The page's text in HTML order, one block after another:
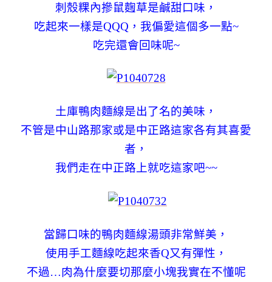
刺殼粿內摻鼠麴草是鹹甜口味，
吃起來一樣是QQQ，我偏愛這個多一點~
吃完還會回味呢~
土庫鴨肉麵線是出了名的美味，
不管是中山路那家或是中正路這家各有其喜愛
者，
我們走在中正路上就吃這家吧~~
當歸口味的鴨肉麵線湯頭非常鮮美，
使用手工麵線吃起來香Q又有彈性，
不過…肉為什麼要切那麼小塊我實在不懂呢